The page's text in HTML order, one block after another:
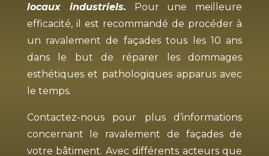
locaux industriels. Pour une meilleure
efficacité, il est recommandé de procéder à
un ravalement de façades tous les 10 ans
dans le but de réparer les dommages
esthétiques et pathologiques apparus avec
le temps.
Contactez-nous pour plus d’informations
concernant le ravalement de façades de
votre bâtiment. Avec différents acteurs que